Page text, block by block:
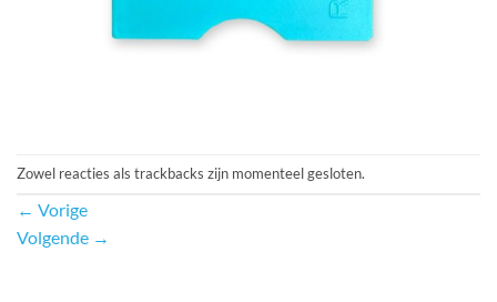
Zowel reacties als trackbacks zijn momenteel gesloten.
← Vorige
Volgende →